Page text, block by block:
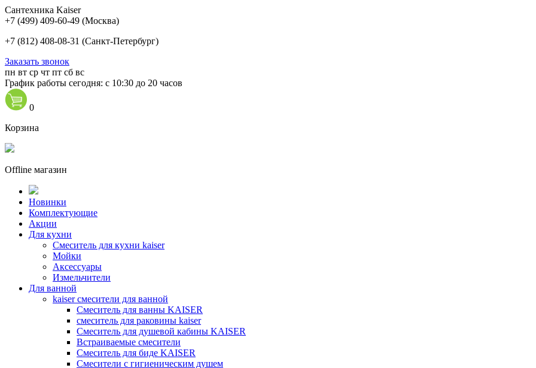
Сантехника Kaiser
+7 (499) 409-60-49 (Москва)
+7 (812) 408-08-31 (Санкт-Петербург)
Заказать звонок
пн вт ср чт пт сб вс
График работы сегодня: с 10:30 до 20 часов
0
Корзина
Offline магазин
Новинки
Комплектующие
Акции
Для кухни
Cмеситель для кухни kaiser
Мойки
Аксессуары
Измельчители
Для ванной
kaiser смесители для ванной
Смеситель для ванны KAISER
смеситель для раковины kaiser
Смеситель для душевой кабины KAISER
Встраиваемые смесители
Смеситель для биде KAISER
Смесители с гигиеническим душем